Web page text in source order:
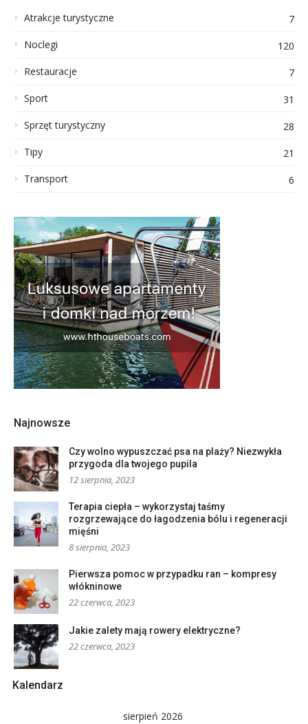
Atrakcje turystyczne
7
Noclegi
120
Restauracje
7
Sport
31
Sprzęt turystyczny
28
Tipy
21
Transport
6
Najnowsze
Czy wolno wypuszczać psa na plaży? Niezwykła
przygoda dla twojego pupila
12 sierpnia, 2023
Terapia ciepła – wykorzystaj taśmy
rozgrzewające do łagodzenia bólu i regeneracji
mięśni
8 sierpnia, 2023
Pierwsza pomoc w przypadku ran – kompresy
włókninowe
22 czerwca, 2023
Jakie zalety mają rowery elektryczne?
22 czerwca, 2023
Kalendarz
sierpień 2026